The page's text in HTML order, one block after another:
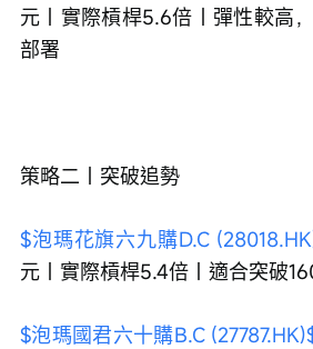
元｜實際槓桿5.6倍｜彈性較高
部署
策略二｜突破追勢
$泡瑪花旗六九購D.C
元｜實際槓桿5.4倍｜適合突破
$泡瑪國君六十購B.C